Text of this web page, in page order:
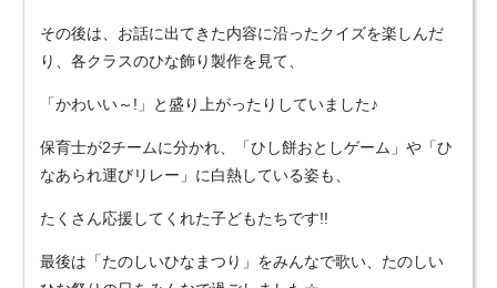
その後は、お話に出てきた内容に沿ったクイズを楽しんだ
り、各クラスのひな飾り製作を見て、
「かわいい～!」と盛り上がったりしていました♪
保育士が2チームに分かれ、「ひし餅おとしゲーム」や「ひ
なあられ運びリレー」に白熱している姿も、
たくさん応援してくれた子どもたちです!!
最後は「たのしいひなまつり」をみんなで歌い、たのしい